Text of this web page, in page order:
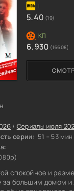
/ Сериалы июля
серии: 51 – 53 мин
спокойное и
за большим домом и
5.40 (19)
6.930 (16608)